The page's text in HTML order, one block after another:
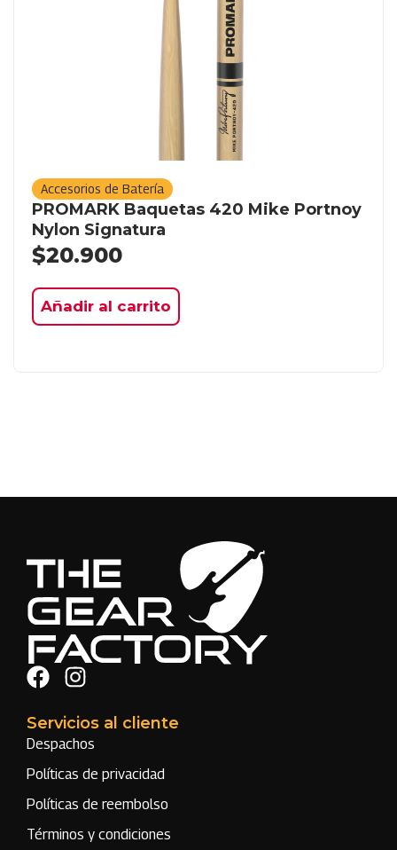
Accesorios de Batería
PROMARK Baquetas 420 Mike Portnoy
Nylon Signatura
$20.900
Añadir al carrito
Servicios al cliente
Despachos
Políticas de privacidad
Políticas de reembolso
Términos y condiciones